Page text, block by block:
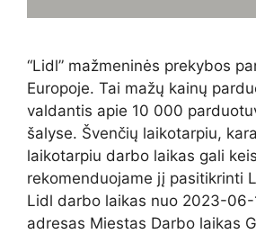
“Lidl” mažmeninės prekybos
Europoje. Tai mažų kainų
valdantis apie 10 000
šalyse. Švenčių laikotarpiu,
laikotarpiu darbo laikas gali
rekomenduojame jį pasitikrinti
Lidl darbo laikas nuo 2023-
adresas Miestas Darbo laikas